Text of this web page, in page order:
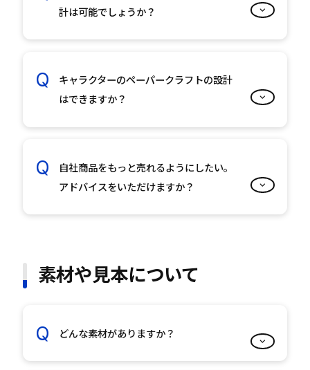
計は可能でしょうか？
キャラクターのペーパークラフトの設計
はできますか？
自社商品をもっと売れるようにしたい。
アドバイスをいただけますか？
素材や見本について
どんな素材がありますか？